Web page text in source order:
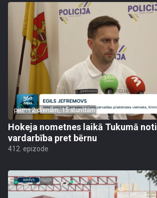
pirms 2 dienām, 15 stundām
Hokeja nometnes laikā Tukumā
vardarbība pret bērnu
412. epizode